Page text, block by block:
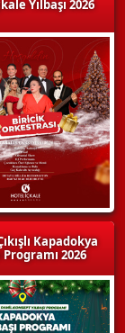
Yılbaşı 2026
Kapadokya
Programı 2026